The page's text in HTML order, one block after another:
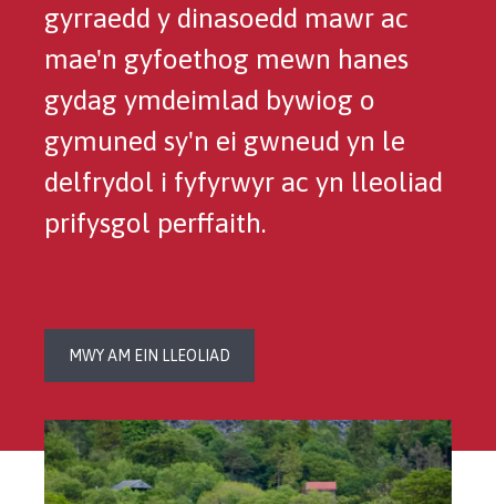
gyrraedd y dinasoedd mawr ac
mae'n gyfoethog mewn hanes
gydag ymdeimlad bywiog o
gymuned sy'n ei gwneud yn le
delfrydol i fyfyrwyr ac yn lleoliad
prifysgol perffaith.
MWY AM EIN LLEOLIAD